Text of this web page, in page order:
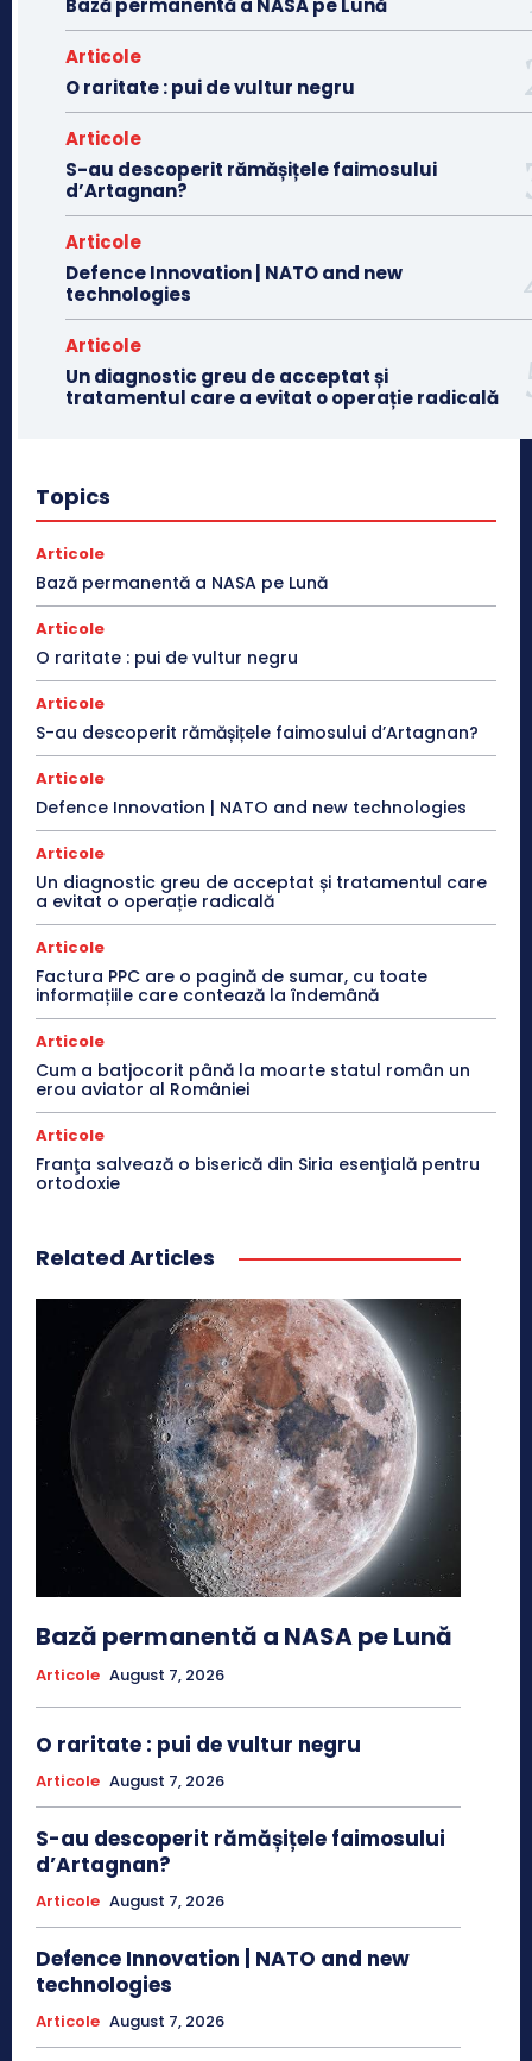
Bază permanentă a NASA pe Lună
Articole
O raritate : pui de vultur negru
Articole
S-au descoperit rămășițele faimosului
d’Artagnan?
Articole
Defence Innovation | NATO and new
technologies
Articole
Un diagnostic greu de acceptat și
tratamentul care a evitat o operație radicală
Topics
Articole
Bază permanentă a NASA pe Lună
Articole
O raritate : pui de vultur negru
Articole
S-au descoperit rămășițele faimosului d’Artagnan?
Articole
Defence Innovation | NATO and new technologies
Articole
Un diagnostic greu de acceptat și tratamentul care
a evitat o operație radicală
Articole
Factura PPC are o pagină de sumar, cu toate
informațiile care contează la îndemână
Articole
Cum a batjocorit până la moarte statul român un
erou aviator al României
Articole
Franţa salvează o biserică din Siria esenţială pentru
ortodoxie
Related Articles
Bază permanentă a NASA pe Lună
Articole August 7, 2026
O raritate : pui de vultur negru
Articole August 7, 2026
S-au descoperit rămășițele faimosului
d’Artagnan?
Articole August 7, 2026
Defence Innovation | NATO and new
technologies
Articole August 7, 2026